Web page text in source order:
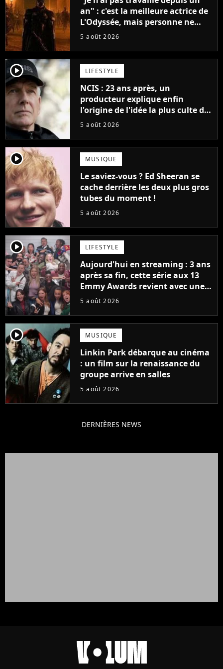
an" : c'est la meilleure actrice de
L'Odyssée, mais personne ne
veut lui donner de rôle au
5 août 2026
player2 LIFESTYLE
NCIS : 23 ans après, un
producteur explique enfin
l'origine de l'idée la plus culte de
la série (et on ne parle pas du
5 août 2026
player2 MUSIQUE
Le saviez-vous ? Ed Sheeran se
cache derrière les deux plus gros
tubes du moment !
5 août 2026
player2 LIFESTYLE
Aujourd'hui en streaming : 3 ans
après sa fin, cette série aux 13
Emmy Awards revient avec une
suite... totalement différente
5 août 2026
player2 MUSIQUE
Linkin Park débarque au cinéma
: un film sur la renaissance du
groupe arrive en salles
5 août 2026
DERNIÈRES NEWS